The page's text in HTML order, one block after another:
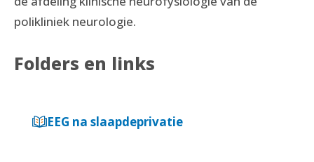
polikliniek neurologie.
Folders en links
EEG na slaapdeprivatie